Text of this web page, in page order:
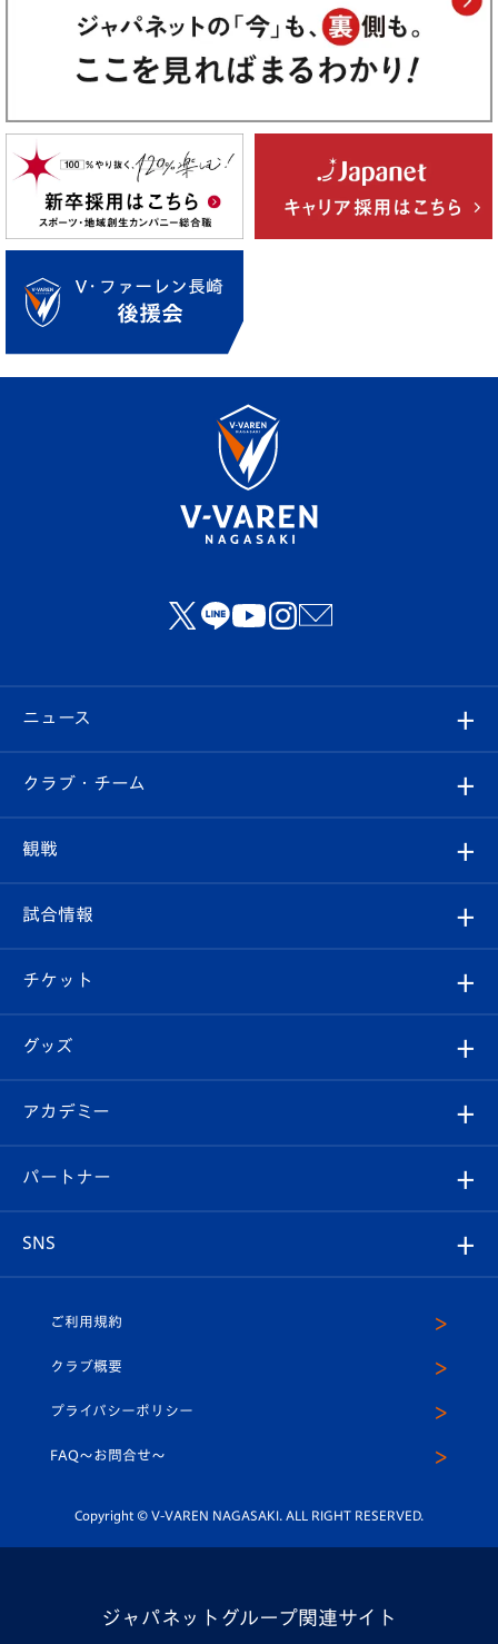
ニュース
すべて
クラブ
試合情報
チケット
イベント
メディア
ホームタウン
クラブ・チーム
クラブ概要
エンブレム紹介
スタッフプロフィール
マスコット紹介
平和祈念活動
ホームタウン活動
観戦
観戦ルール
はじめての観戦ガイド
Revive Team
ヴィヴィくんの長崎おもてなしガイド
試合情報
試合日程/結果
フォトギャラリー
スタジアムグルメ
チケット
チケット
V-LOVERS（ファンクラブ）
プレイヤーズスイート
グッズ
オンラインショップ
店舗情報
アカデミー
育成からのお知らせ
U-18
スクール
パートナー
SNS
ヴィヴィくんインスタグラム
公式LINE＠
ご利用規約
クラブ概要
プライバシーポリシー
FAQ〜お問合せ〜
Copyright © V-VAREN NAGASAKI. ALL RIGHT RESERVED.
ジャパネットグループ関連サイト